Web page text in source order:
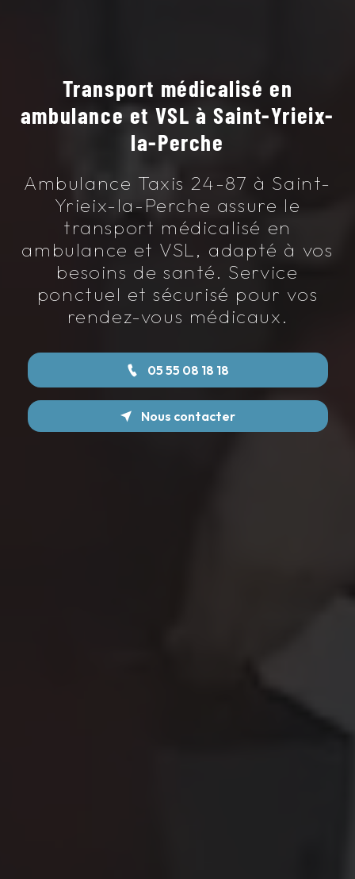
Transport médicalisé en
ambulance et VSL à Saint-Yrieix-
la-Perche
Ambulance Taxis 24-87 à Saint-
Yrieix-la-Perche assure le
transport médicalisé en
ambulance et VSL, adapté à vos
besoins de santé. Service
ponctuel et sécurisé pour vos
rendez-vous médicaux.
05 55 08 18 18
Nous contacter